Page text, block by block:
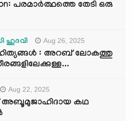
പരമാർത്ഥത്തെ തേടി ഒരു
ഹുദവി Aug 26, 2025
: അറബ് ലോകത്തു
Aug 22, 2025
കഥ